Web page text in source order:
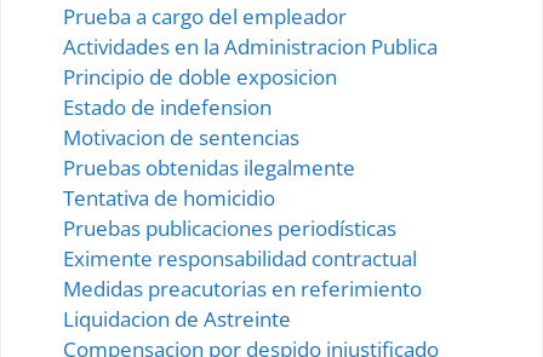
Prueba a cargo del empleador
Actividades en la Administracion Publica
Principio de doble exposicion
Estado de indefension
Motivacion de sentencias
Pruebas obtenidas ilegalmente
Tentativa de homicidio
Pruebas publicaciones periodísticas
Eximente responsabilidad contractual
Medidas preacutorias en referimiento
Liquidacion de Astreinte
Compensacion por despido injustificado